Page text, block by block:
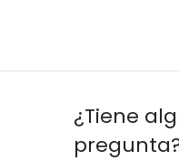
¿Tiene